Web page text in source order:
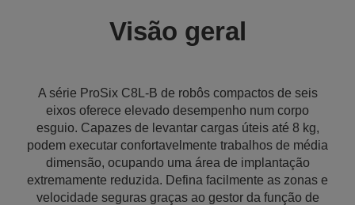
Visão geral
A série ProSix C8L-B de robôs compactos de seis
eixos oferece elevado desempenho num corpo
esguio. Capazes de levantar cargas úteis até 8 kg,
podem executar confortavelmente trabalhos de média
dimensão, ocupando uma área de implantação
extremamente reduzida. Defina facilmente as zonas e
velocidade seguras graças ao gestor da função de